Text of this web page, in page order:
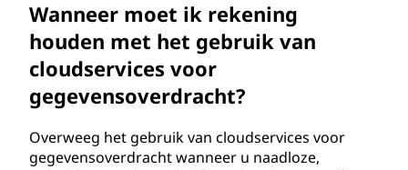
Wanneer moet ik rekening
houden met het gebruik van
cloudservices voor
gegevensoverdracht?
Overweeg het gebruik van cloudservices voor
gegevensoverdracht wanneer u naadloze,